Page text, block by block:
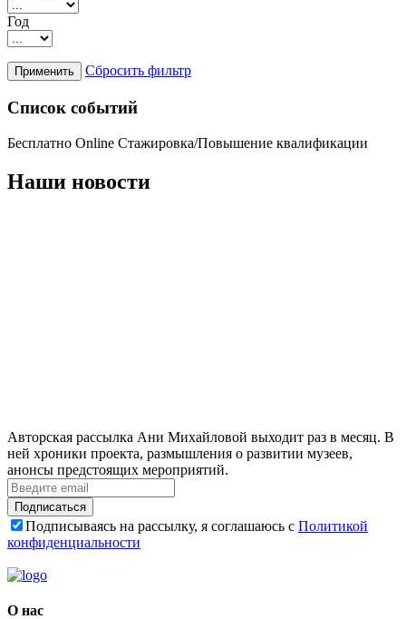
Год
Сбросить фильтр
Список событий
Бесплатно Online Стажировка/Повышение квалификации
Наши новости
Авторская рассылка Ани Михайловой выходит раз в месяц. В
ней хроники проекта, размышления о развитии музеев,
анонсы предстоящих мероприятий.
Подписаться
Подписываясь на рассылку, я соглашаюсь с Политикой
конфиденциальности
О нас